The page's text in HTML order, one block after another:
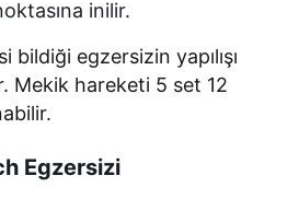
inilir.
bildiği egzersizin yapılışı
Mekik hareketi 5 set 12
Egzersizi